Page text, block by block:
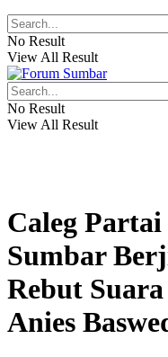
No Result
View All Result
No Result
View All Result
Caleg
Sumbar
Rebut
Anies